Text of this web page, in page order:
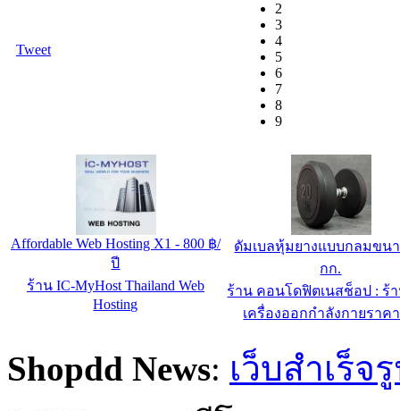
Tweet
2
3
4
5
6
7
8
9
Affordable Web Hosting X1 - 800 ฿/
ปี
ร้าน IC-MyHost Thailand Web
Hosting
ดัมเบลหุ้มยางแบบกลมขน
กก.
ร้าน คอนโดฟิตเนสช็อป : ร้
เครื่องออกกำลังกายราค
Shopdd News: เว็บสำเร็จ